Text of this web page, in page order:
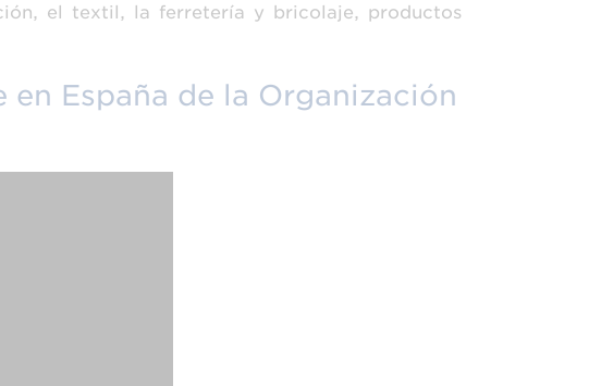
el textil, la ferretería y bricolaje, productos
en España de la Organización